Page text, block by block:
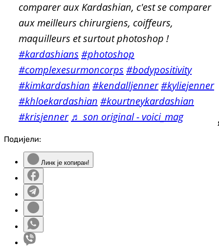
comparer aux Kardashian, c'est se comparer
aux meilleurs chirurgiens, coiffeurs,
maquilleurs et surtout photoshop !
#kardashians #photoshop
#complexesurmoncorps #bodypositivity
#kimkardashian #kendalljenner#kyliejenner
#khloekardashian #kourtneykardashian
#krisjenner ♬ son original - voici_mag
Подијели:
Линк је копиран!